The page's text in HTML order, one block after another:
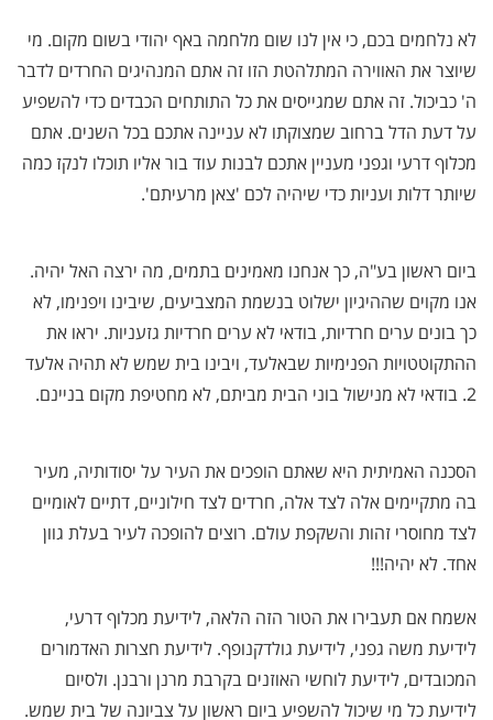
לא נלחמים בכם, כי אין לנו שום מלחמה באף יהודי בשום מקום. מי
שיוצר את האווירה המתלהטת הזו זה אתם המנהיגים החרדים לדבר
ה' כביכול. זה אתם שמגייסים את כל התותחים הכבדים כדי להשפיע
על דעת הדל ברחוב שמצוקתו לא עניינה אתכם בכל השנים. אתם
מכלוף דרעי וגפני מעניין אתכם לבנות עוד בור אליו תוכלו לנקז כמה
שיותר דלות ועניות כדי שיהיה לכם 'צאן מרעיתם'.
ביום ראשון בע"ה, כך אנחנו מאמינים בתמים, מה ירצה האל יהיה.
אנו מקוים שההיגיון ישלוט בנשמת המצביעים, שיבינו ויפנימו, לא
כך בונים ערים חרדיות, בודאי לא ערים חרדיות גזעניות. יראו את
ההתקוטטויות הפנימיות שבאלעד, ויבינו בית שמש לא תהיה אלעד
2. בודאי לא מנישול בוני הבית מביתם, לא מחטיפת מקום בניינם.
הסכנה האמיתית היא שאתם הופכים את העיר על יסודותיה, מעיר
בה מתקיימים אלה לצד אלה, חרדים לצד חילוניים, דתיים לאומיים
לצד מחוסרי זהות והשקפת עולם. רוצים להופכה לעיר בעלת גוון
אחד. לא יהיה!!!
אשמח אם תעבירו את הטור הזה הלאה, לידיעת מכלוף דרעי,
לידיעת משה גפני, לידיעת גולדקנופף. לידיעת חצרות האדמורים
המכובדים, לידיעת לוחשי האוזנים בקרבת מרנן ורבנן. ולסיום
לידיעת כל מי שיכול להשפיע ביום ראשון על צביונה של בית שמש.